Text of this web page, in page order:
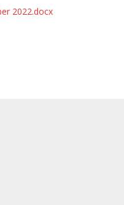
2022.docx